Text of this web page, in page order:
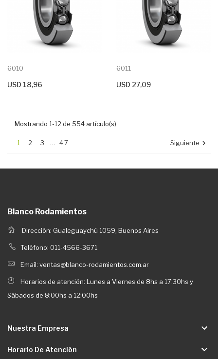
6010
USD 18,96
+ Agregar Al Carrito
6011
USD 27,09
+ Agregar Al Carrito
Mostrando 1-12 de 554 artículo(s)
1 2 3 … 47 Siguiente 
Blanco Rodamientos
Dirección: Gualeguaychú 1059, Buenos Aires
Teléfono: 011-4566-3671
Email: ventas@blanco-rodamientos.com.ar
Horarios de atención: Lunes a Viernes de 8hs a 17:30hs y
Sábados de 8:00hs a 12:00hs
Nuestra Empresa keyboard_arrow_down
Horario De Atención keyboard_arrow_down